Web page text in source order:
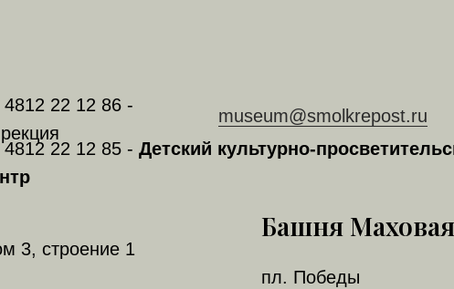
museum@smolkrepost.ru
4812 22 12 86 -
4812 22 12 85 - Детский культурно-
3, строение 1
Башня Маховая
пл. Победы